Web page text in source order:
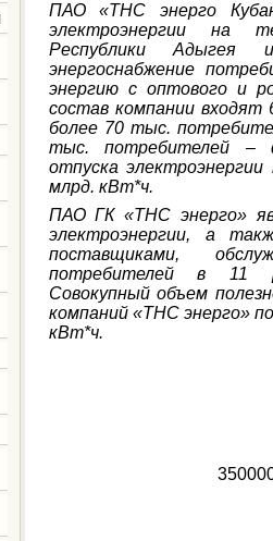
ПАО «ТНС энерго
электроэнергии на
Республики Адыгея
энергоснабжение
энергию с оптового и
состав компании
более 70 тыс.
тыс. потребителей –
отпуска
млрд. кВт*ч.
ПАО ГК «ТНС энерго»
электроэнергии, а
поставщиками,
потребителей в 11
Совокупный объем
компаний «ТНС энерго»
кВт*ч.